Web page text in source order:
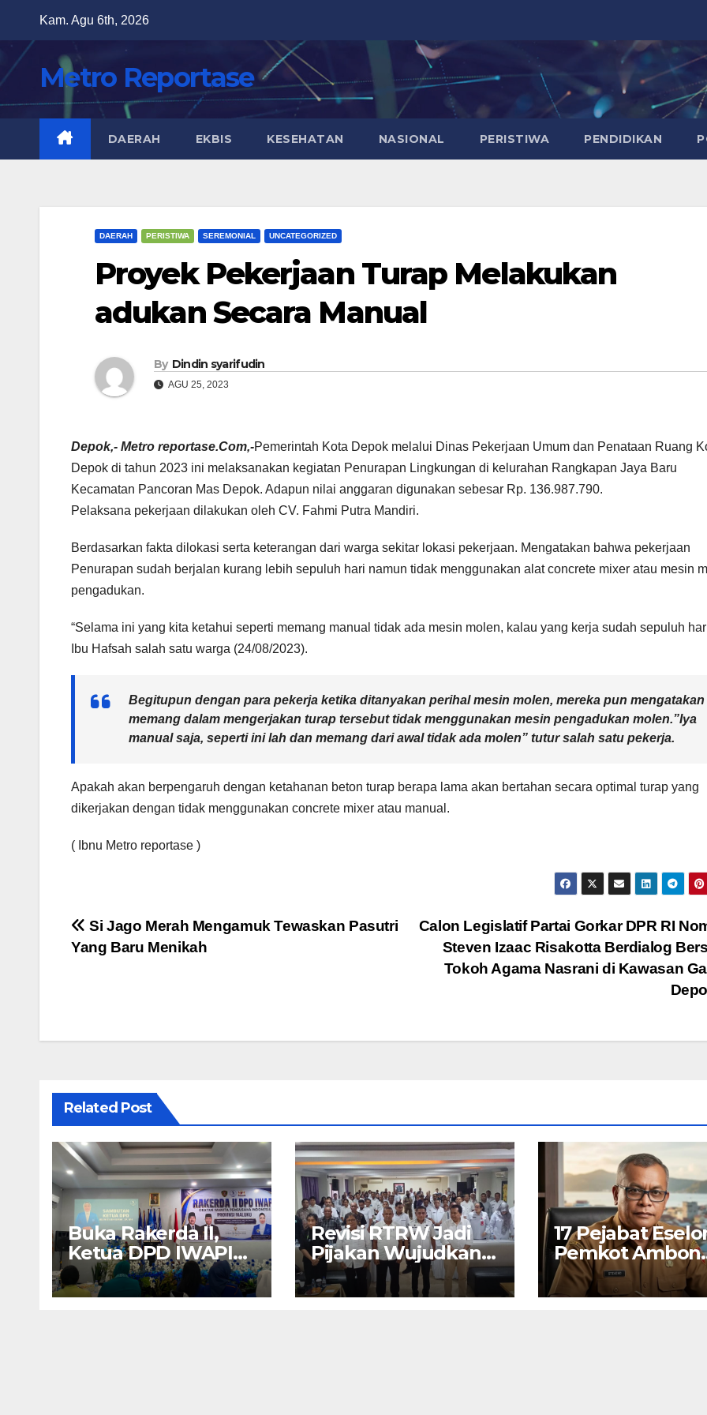
content
Kam. Agu 6th, 2026
Metro Reportase
DAERAH EKBIS KESEHATAN NASIONAL PERISTIWA PENDIDIKAN
DAERAH PERISTIWA SEREMONIAL UNCATEGORIZED
Proyek Pekerjaan Turap Melakukan
adukan Secara Manual
By Dindin syarifudin
AGU 25, 2023
Depok,- Metro reportase.Com,-Pemerintah Kota Depok melalui Dinas Pekerjaan Umum dan Penataan Ruang
Depok di tahun 2023 ini melaksanakan kegiatan Penurapan Lingkungan di kelurahan Rangkapan Jaya Baru
Kecamatan Pancoran Mas Depok. Adapun nilai anggaran digunakan sebesar Rp. 136.987.790.
Pelaksana pekerjaan dilakukan oleh CV. Fahmi Putra Mandiri.
Berdasarkan fakta dilokasi serta keterangan dari warga sekitar lokasi pekerjaan. Mengatakan bahwa pekerjaan
Penurapan sudah berjalan kurang lebih sepuluh hari namun tidak menggunakan alat concrete mixer atau mesin
pengadukan.
“Selama ini yang kita ketahui seperti memang manual tidak ada mesin molen, kalau yang kerja sudah sepuluh
Ibu Hafsah salah satu warga (24/08/2023).
Begitupun dengan para pekerja ketika ditanyakan perihal mesin molen, mereka pun mengatakan
memang dalam mengerjakan turap tersebut tidak menggunakan mesin pengadukan molen.”Iya
manual saja, seperti ini lah dan memang dari awal tidak ada molen” tutur salah satu pekerja.
Apakah akan berpengaruh dengan ketahanan beton turap berapa lama akan bertahan secara optimal turap yang
dikerjakan dengan tidak menggunakan concrete mixer atau manual.
( Ibnu Metro reportase )
Navigasi
pos
Calon Legislatif Partai Gorkar DPR RI
Steven Izaac Risakotta Berdialog
Tokoh Agama Nasrani di Kawasan
Si Jago Merah Mengamuk Tewaskan Pasutri
Yang Baru Menikah
Related Post
Buka Rakerda II,
Ketua DPD IWAPI
Maluku Nita Bin
Umar: Perempuan
Revisi RTRW Jadi
Pijakan Wujudkan
Ambon Modern,
Nyaman dan
17 Pejabat
Pemkot Ambon
Ikut PKN II 2026